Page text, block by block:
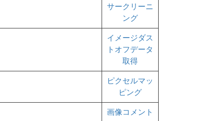
サークリーニ
ング
イメージダス
トオフデータ
取得
ピクセルマッ
ピング
画像コメント